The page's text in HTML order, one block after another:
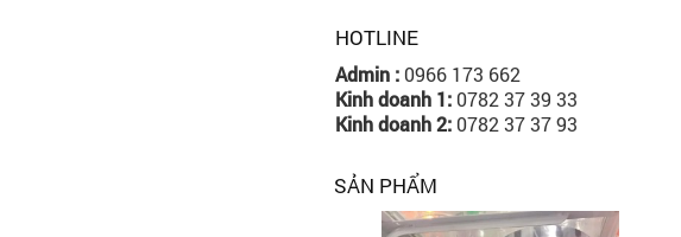
HOTLINE
Admin : 0966 173 662
Kinh doanh 1: 0782 37 39 33
Kinh doanh 2: 0782 37 37 93
SẢN PHẨM